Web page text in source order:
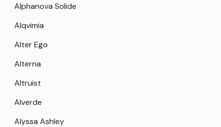
Alphanova Solide
Alqvimia
Alter Ego
Alterna
Altruist
Alverde
Alyssa Ashley